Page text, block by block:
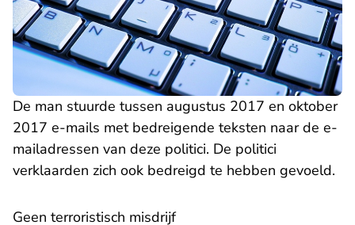
De man stuurde tussen augustus 2017 en oktober
2017 e-mails met bedreigende teksten naar de e-
mailadressen van deze politici. De politici
verklaarden zich ook bedreigd te hebben gevoeld.
Geen terroristisch misdrijf